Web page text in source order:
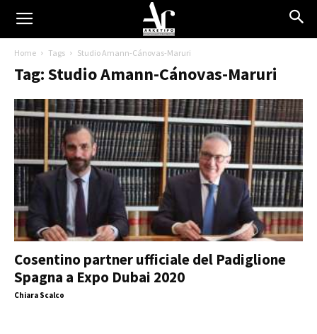
Home Tags Studio Amann-Cánovas-Maruri
Tag: Studio Amann-Cánovas-Maruri
Cosentino partner ufficiale del Padiglione
Spagna a Expo Dubai 2020
Chiara Scalco